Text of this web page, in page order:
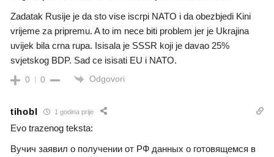
Zadatak Rusije je da sto vise iscrpi NATO i da obezbjedi Kini
vrijeme za pripremu. A to im nece biti problem jer je Ukrajina
uvijek bila crna rupa. Isisala je SSSR koji je davao 25%
svjetskog BDP. Sad ce isisati EU i NATO.
0 0 Odgovori
tihobl 1 godina prije
Evo trazenog teksta:
Вучич заявил о получении от РФ данных о готовящемся в